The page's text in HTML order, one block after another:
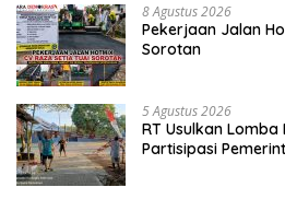
8 Agustus 2026
Pekerjaan Jalan
Sorotan
5 Agustus 2026
RT Usulkan
Partisipasi